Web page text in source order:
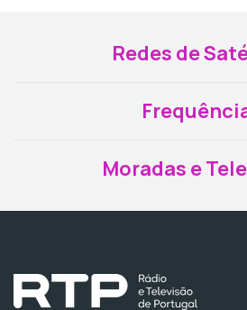
Redes de
Moradas e